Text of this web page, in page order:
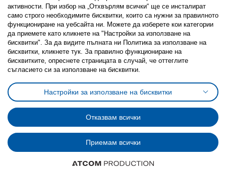
FacebookTwitterYoutubePinterestInstagram
Политика за използване на бисквитки (Cookies)
Избор на настройки за използване на бисквитки
Условия за ползване на ikea.bgОбща политика за личните данни
Политика за защита на личните данни на ikea.bg
Общи условия на програма IKEA Family
Политика за защита на лични данни на програма IKEA Family
© Inter-IKEA Systems B.V. 1999 - 2025
активности. При избор на „Отхвърлям всички“ ще се инсталират
само строго необходимитe бисквитки, които са нужни за правилното
функциониране на уебсайта ни. Можете да изберете кои категории
да приемете като кликнете на "Настройки за използване на
бисквитки". За да видите пълната ни Политика за използване на
бисквитки, кликнете тук. За правилно функциониране на
бисквитките, опреснете страницата в случай, че оттеглите
съгласието си за използване на бисквитки.
Настройки за използване на бисквитки
Отказвам всички
Приемам всички